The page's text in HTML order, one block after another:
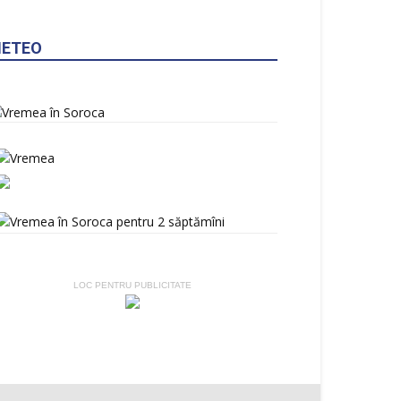
LOC PENTRU PUBLICITATE